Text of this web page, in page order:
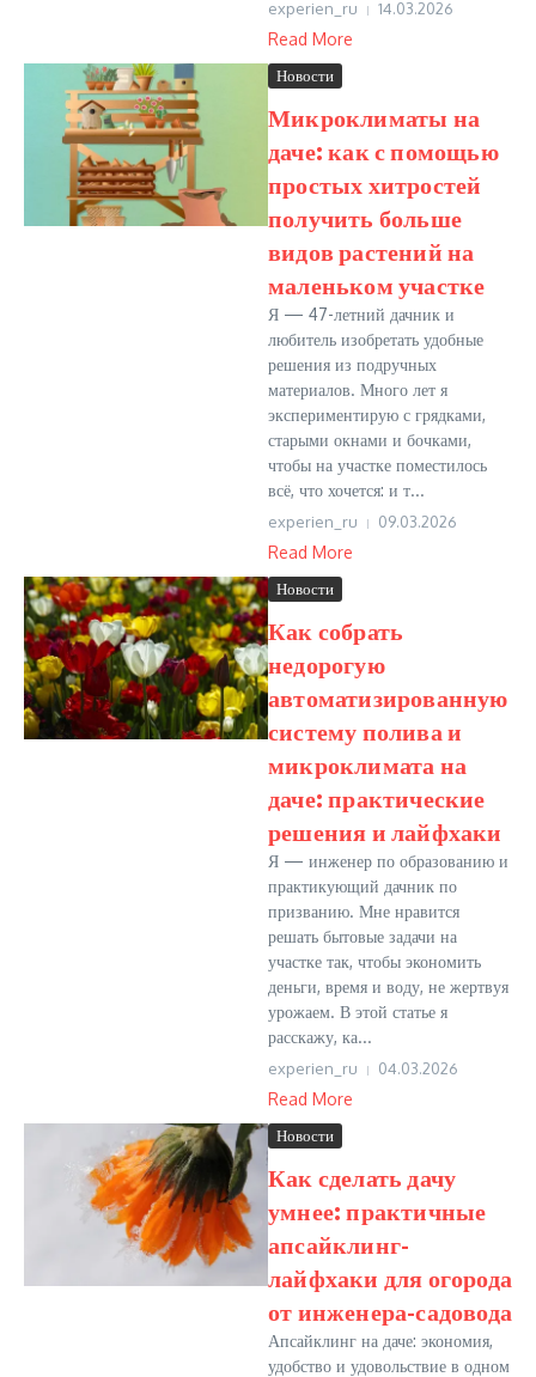
experien_ru 14.03.2026
Read More
Новости
Микроклиматы на
даче: как с помощью
простых хитростей
получить больше
видов растений на
маленьком участке
Я — 47-летний дачник и
любитель изобретать удобные
решения из подручных
материалов. Много лет я
экспериментирую с грядками,
старыми окнами и бочками,
чтобы на участке поместилось
всё, что хочется: и т...
experien_ru 09.03.2026
Read More
Новости
Как собрать
недорогую
автоматизированную
систему полива и
микроклимата на
даче: практические
решения и лайфхаки
Я — инженер по образованию и
практикующий дачник по
призванию. Мне нравится
решать бытовые задачи на
участке так, чтобы экономить
деньги, время и воду, не жертвуя
урожаем. В этой статье я
расскажу, ка...
experien_ru 04.03.2026
Read More
Новости
Как сделать дачу
умнее: практичные
апсайклинг-
лайфхаки для огорода
от инженера-садовода
Апсайклинг на даче: экономия,
удобство и удовольствие в одном